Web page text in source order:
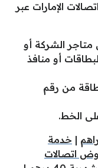
الإمارات عبر
الشركة أو
أو منافذ
رقم البطاقة من رقم
الخط.
| خدمة
اتصالات